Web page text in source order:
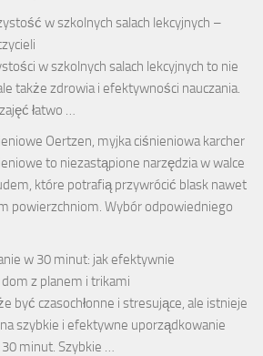
w szkolnych salach lekcyjnych –
w szkolnych salach lekcyjnych to nie
także zdrowia i efektywności nauczania.
łatwo …
Oertzen, myjka ciśnieniowa karcher
to niezastąpione narzędzia w walce
które potrafią przywrócić blask nawet
powierzchniom. Wybór odpowiedniego
w 30 minut: jak efektywnie
z planem i trikami
być czasochłonne i stresujące, ale istnieje
szybkie i efektywne uporządkowanie
minut. Szybkie …